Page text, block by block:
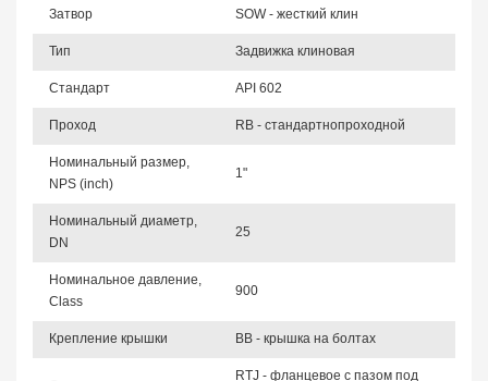
Затвор SOW - жесткий клин
Тип Задвижка клиновая
Стандарт API 602
Проход RB - стандартнопроходной
Номинальный размер,
NPS (inch)
1"
Номинальный диаметр,
DN
25
Номинальное давление,
Class
900
Крепление крышки BB - крышка на болтах
RTJ - фланцевое с пазом под